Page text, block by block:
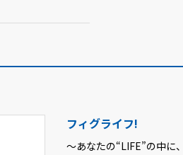
フィグライフ!
～あなたの“LIFE”の中に